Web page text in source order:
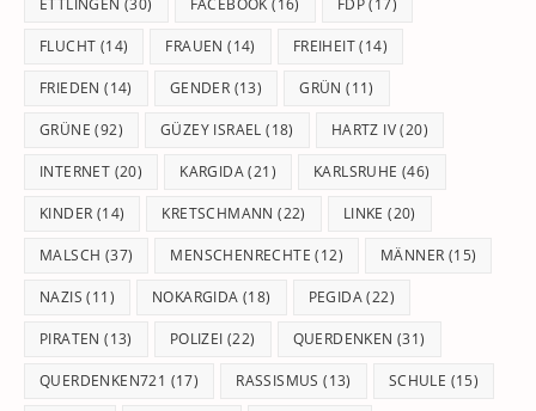
ETTLINGEN (30) FACEBOOK (16) FDP(17)
FLUCHT (14) FRAUEN (14) FREIHEIT(14)
FRIEDEN (14) GENDER (13) GRÜN (11)
GRÜNE (92) GÜZEY ISRAEL (18) HARTZ IV(20)
INTERNET (20) KARGIDA(21) KARLSRUHE (46)
KINDER (14) KRETSCHMANN (22) LINKE (20)
MALSCH (37) MENSCHENRECHTE (12) MÄNNER (15)
NAZIS (11) NOKARGIDA (18) PEGIDA(22)
PIRATEN (13) POLIZEI (22) QUERDENKEN (31)
QUERDENKEN721 (17) RASSISMUS (13) SCHULE (15)